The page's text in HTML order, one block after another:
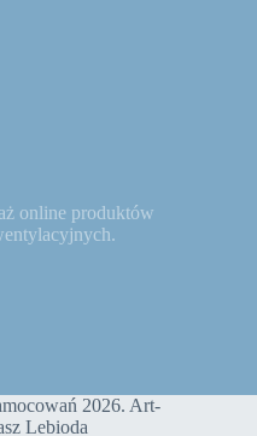
online produktów
2026. Art-
Lebioda